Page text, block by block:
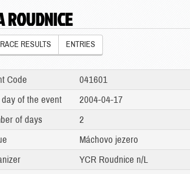
ROUDNICE
RESULTS ENTRIES
Code
041601
day of the event
2004-04-17
of days
2
Máchovo jezero
YCR Roudnice n/L